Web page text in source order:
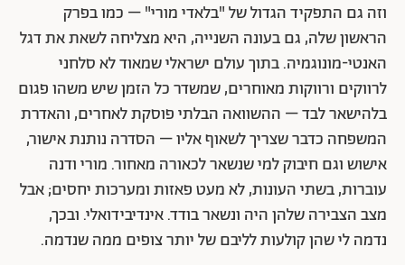
וזה גם התפקיד הגדול של "בלאדי מורי" – כמו בפרק
הראשון שלה, גם בעונה השנייה, היא מצליחה לשאת את דגל
האנטי-מונוגמיה. בתוך עולם ישראלי שמאוד לא סלחני
לרווקים ורווקות מאוחרים, שמשדר כל הזמן שיש משהו פגום
בלהישאר לבד – ההשוואה הבלתי פוסקת לאחרים, והאדרת
המשפחה כדבר שצריך לשאוף אליו – הסדרה נותנת אישור,
אישוש וגם חיבוק למי שנשאר לכאורה מאחור. מורי ודנה
עוברות, בשתי העונות, לא מעט פאזות ומערכות יחסים; אבל
מצב הצבירה שלהן היה ונשאר בודד. אינדיבידואלי. ובכך,
נדמה לי שהן קולעות לליבם של יותר צופים ממה שנדמה.